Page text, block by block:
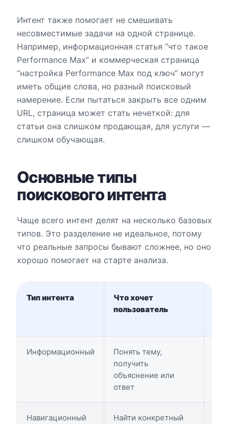
Интент также помогает не смешивать
несовместимые задачи на одной странице.
Например, информационная статья “что такое
Performance Max” и коммерческая страница
“настройка Performance Max под ключ” могут
иметь общие слова, но разный поисковый
намерение. Если пытаться закрыть все одним
URL, страница может стать нечеткой: для
статьи она слишком продающая, для услуги —
слишком обучающая.
Основные типы
поискового интента
Чаще всего интент делят на несколько базовых
типов. Это разделение не идеальное, потому
что реальные запросы бывают сложнее, но оно
хорошо помогает на старте анализа.
Тип интента
Что хочет
пользователь
Информационный
Понять тему,
получить
объяснение или
ответ
Навигационный
Найти конкретный